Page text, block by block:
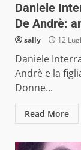
Daniele
De Andrè:
sally 12
Daniele
Andrè e la
Donne...
Read More